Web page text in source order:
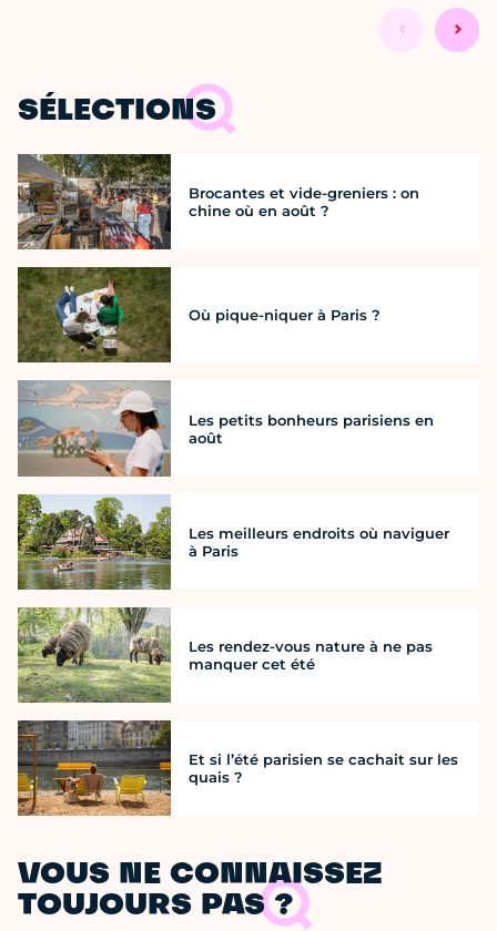
SÉLECTIONS
Brocantes et vide-greniers : on
chine où en août ?
Où pique-niquer à Paris ?
Les petits bonheurs parisiens en
août
Les meilleurs endroits où naviguer
à Paris
Les rendez-vous nature à ne pas
manquer cet été
Et si l’été parisien se cachait sur les
quais ?
VOUS NE CONNAISSEZ
TOUJOURS PAS ?